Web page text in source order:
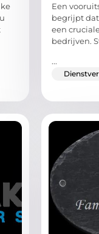
Een
begrijpt
een
bedrijven.
...